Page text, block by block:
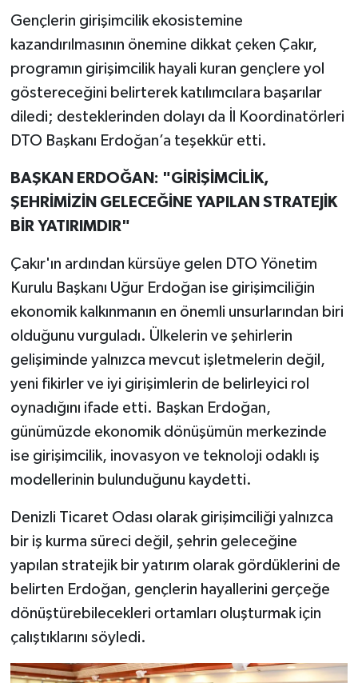
Gençlerin girişimcilik ekosistemine
kazandırılmasının önemine dikkat çeken Çakır,
programın girişimcilik hayali kuran gençlere yol
göstereceğini belirterek katılımcılara başarılar
diledi; desteklerinden dolayı da İl Koordinatörleri
DTO Başkanı Erdoğan’a teşekkür etti.
BAŞKAN ERDOĞAN: "GİRİŞİMCİLİK,
ŞEHRİMİZİN GELECEĞİNE YAPILAN STRATEJİK
BİR YATIRIMDIR"
Çakır'ın ardından kürsüye gelen DTO Yönetim
Kurulu Başkanı Uğur Erdoğan ise girişimciliğin
ekonomik kalkınmanın en önemli unsurlarından biri
olduğunu vurguladı. Ülkelerin ve şehirlerin
gelişiminde yalnızca mevcut işletmelerin değil,
yeni fikirler ve iyi girişimlerin de belirleyici rol
oynadığını ifade etti. Başkan Erdoğan,
günümüzde ekonomik dönüşümün merkezinde
ise girişimcilik, inovasyon ve teknoloji odaklı iş
modellerinin bulunduğunu kaydetti.
Denizli Ticaret Odası olarak girişimciliği yalnızca
bir iş kurma süreci değil, şehrin geleceğine
yapılan stratejik bir yatırım olarak gördüklerini de
belirten Erdoğan, gençlerin hayallerini gerçeğe
dönüştürebilecekleri ortamları oluşturmak için
çalıştıklarını söyledi.